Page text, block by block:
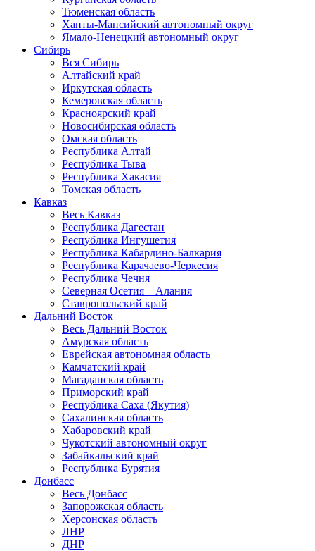
Тюменская область
Ханты-Мансийский автономный округ
Ямало-Ненецкий автономный округ
Сибирь
Вся Сибирь
Алтайский край
Иркутская область
Кемеровская область
Красноярский край
Новосибирская область
Омская область
Республика Алтай
Республика Тыва
Республика Хакасия
Томская область
Кавказ
Весь Кавказ
Республика Дагестан
Республика Ингушетия
Республика Кабардино-Балкария
Республика Карачаево-Черкесия
Республика Чечня
Северная Осетия – Алания
Ставропольский край
Дальний Восток
Весь Дальний Восток
Амурская область
Еврейская автономная область
Камчатский край
Магаданская область
Приморский край
Республика Саха (Якутия)
Сахалинская область
Хабаровский край
Чукотский автономный округ
Забайкальский край
Республика Бурятия
Донбасс
Весь Донбасс
Запорожская область
Херсонская область
ЛНР
ДНР